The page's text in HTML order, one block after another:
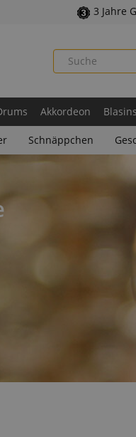
3 Jahre
Akkordeon
Schnäppchen